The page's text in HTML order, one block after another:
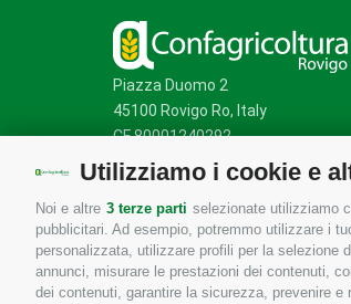
Utilizziamo i cookie e
Noi e altre 3 terze parti selezionate utilizziamo
pubblicitari. Ad esempio, potremmo utilizzare i
personalizzata, utilizzare profili per la selezione
annunci, misurare le prestazioni dei contenuti,
dei contenuti, garantire la sicurezza, prevenire
Piazza Duomo 2
45100 Rovigo Ro, Italy
CF 80001240292
Mappa del sito/Privacy Policy /